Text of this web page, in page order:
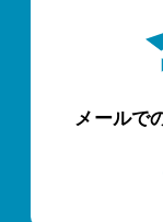
メールで